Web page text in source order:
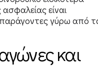
είναι
παράγοντες γύρω από
και